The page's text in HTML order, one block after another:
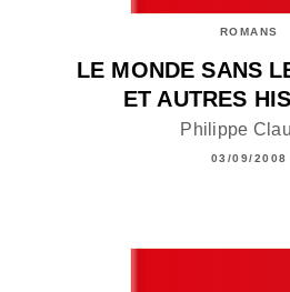
ROMANS
LE MONDE SANS
ET AUTRES
Philippe
03/09/2008